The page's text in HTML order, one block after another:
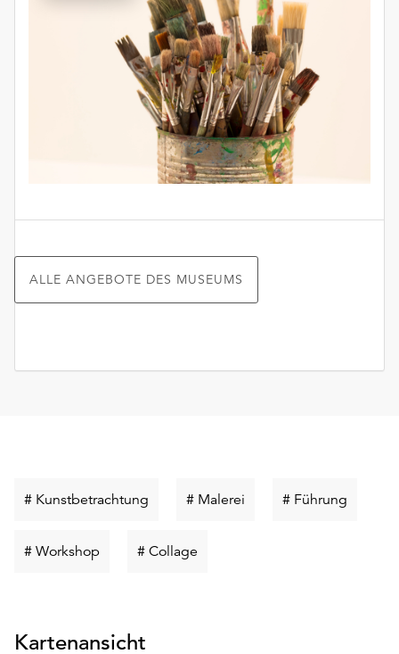
ALLE ANGEBOTE DES MUSEUMS
# Kunstbetrachtung Schlüsselwort
# Malerei Schlüsselwort
# Führung
# WorkshopSchlüsselwort
# Collage
Kartenansicht